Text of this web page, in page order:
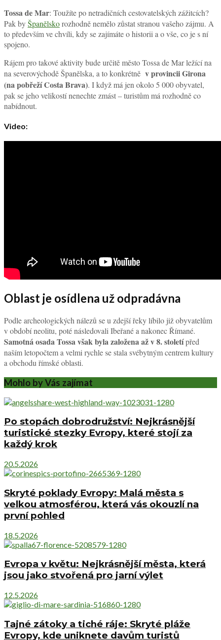
Tossa de Mar: Toužíte po netradičních cestovatelských zážitcích?
Pak byŠpanělskorozhodně nemělo zůstat stranou vašeho zájmu. A
to především ve chvíli, kdy se zajímáte o historii a o vše, co je s ní
spojeno.
Rájem pro takové aktivity bude určitě město Tossa de Mar ležící na
na severovýchodě Španělska, a to konkrétně v provincii Girona
(na pobřeží Costa Brava). I když má jen okolo 5 000 obyvatel,
pak se jeho velikostí nenechte zmást – turistům má rozhodně co
nabídnout.
Video:
Oblast je osídlena už odpradávna
Podle archeologických nálezů se u zdejší řeky líbilo již obyvatelům
v období neolitu, poté následovali Ibeřané a nakonec Římané.
Samotná osada Tossa však byla založena až v 8. stoletípřed
naším letopočtem a velmi rychle se stala svébytným centrem kultury
a obchodu římské oblasti.
Mohlo by Vás zajímat
Po stopách dobrodružství: Nejkrásnější
turistické stezky Evropy, které stojí za
každý krok
20.5.2026
Skryté poklady Evropy: Malá města s
velkou atmosférou, která vás okouzlí na
první pohled
18.5.2026
Evropa v květu: Nejkrásnější města, která
jsou jako stvořená pro jarní výlet
12.5.2026
Tajné zátoky a tiché ráje: Skryté pláže
Evropy, kde uniknete davům turistů